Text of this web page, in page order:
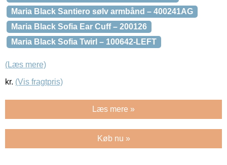
Maria Black Santiero sølv armbånd – 400241AG
Maria Black Sofia Ear Cuff – 200126
Maria Black Sofia Twirl – 100642-LEFT
(Læs mere)
kr. (Vis fragtpris)
Læs mere »
Køb nu »